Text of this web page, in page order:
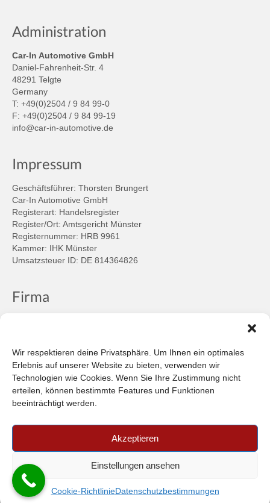
Wir respektieren deine Privatsphäre. Um Ihnen ein optimales
Erlebnis auf unserer Website zu bieten, verwenden wir
Technologien wie Cookies. Wenn Sie Ihre Zustimmung nicht
erteilen, können bestimmte Features und Funktionen
beeinträchtigt werden.
Akzeptieren
Einstellungen ansehen
Cookie-RichtlinieDatenschutzbestimmungen
Administration
Car-In Automotive GmbH
Daniel-Fahrenheit-Str. 4
48291 Telgte
Germany
T: +49(0)2504 / 9 84 99-0
F: +49(0)2504 / 9 84 99-19
info@car-in-automotive.de
Impressum
Geschäftsführer: Thorsten Brungert
Car-In Automotive GmbH
Registerart: Handelsregister
Register/Ort: Amtsgericht Münster
Registernummer: HRB 9961
Kammer: IHK Münster
Umsatzsteuer ID: DE 814364826
Firma
Über uns
Informationen
Plattform der EU-Kommission zur Online-Streitbeilegung
Unsere AGB (PDF)
© 2026 Car-in Automotive GmbH